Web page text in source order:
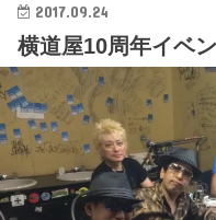
2017.09.24
横道屋10周年イベ